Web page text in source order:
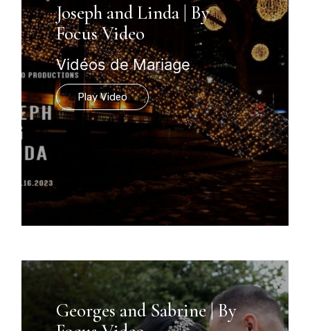
Joseph and Linda | By
Focus Video
Vidéos de Mariage
Play Video
Georges and Sabrine | By